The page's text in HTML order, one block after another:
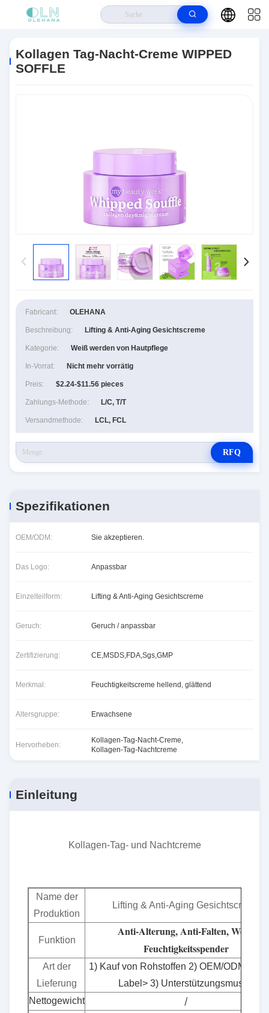
Creme WIPPED SOFFLE
Kollagen Tag-Nacht-Creme WIPPED
SOFFLE
Fabricant: OLEHANA
Beschreibung: Lifting & Anti-Aging Gesichtscreme
Kategorie: Weiß werden von Hautpflege
In-Vorrat: Nicht mehr vorrätig
Preis: $2.24-$11.56 pieces
Zahlungs-Methode: L/C, T/T
Versandmethode: LCL, FCL
RFQ
Spezifikationen
OEM/ODM: Sie akzeptieren.
Das Logo: Anpassbar
Einzelteilform: Lifting & Anti-Aging Gesichtscreme
Geruch: Geruch / anpassbar
Zertifizierung: CE,MSDS,FDA,Sgs,GMP
Merkmal: Feuchtigkeitscreme hellend, glättend
Altersgruppe: Erwachsene
Hervorheben:
Kollagen-Tag-Nacht-Creme,
Kollagen-Tag-Nachtcreme
Einleitung
Kollagen-Tag- und Nachtcreme
Name der
Produktion
Lifting & Anti-Aging Gesichtscreme
Funktion
Anti-Alterung, Anti-Falten, Weiß,
Feuchtigkeitsspender
Art der
Lieferung
1) Kauf von Rohstoffen 2) OEM/ODM<
Label> 3) Unterstützungsmuster
Nettogewicht
/